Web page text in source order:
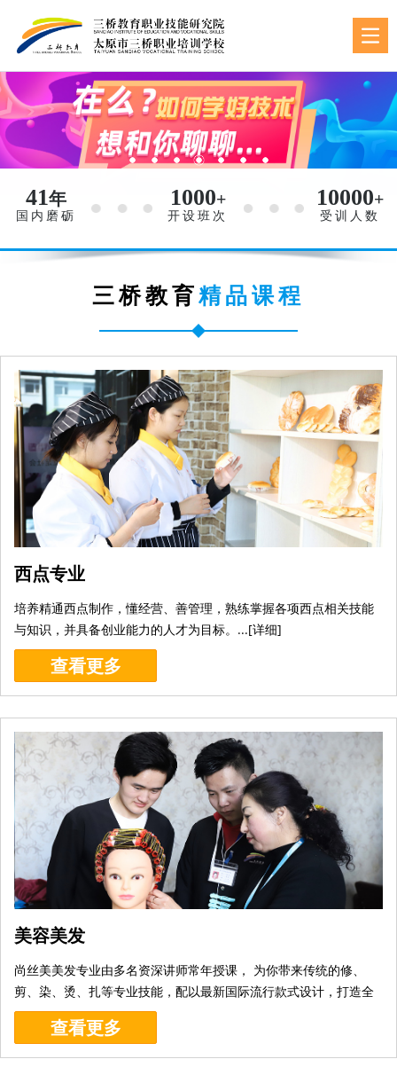
41年
国内磨砺
1000+
开设班次
10000+
受训人数
三桥教育精品课程
西点专业
培养精通西点制作，懂经营、善管理，熟练掌握各项西点相关技能
与知识，并具备创业能力的人才为目标。...[详细]
查看更多
美容美发
尚丝美美发专业由多名资深讲师常年授课， 为你带来传统的修、
剪、染、烫、扎等专业技能，配以最新国际流行款式设计，打造全
方位专业美发师。...[详细]
查看更多